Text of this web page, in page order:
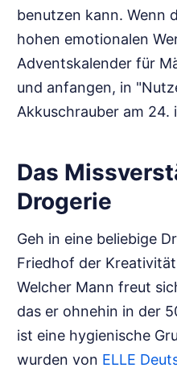
benutzen kann. Wenn
hohen emotionalen
Adventskalender für
und anfangen, in
Akkuschrauber am
Das
Drogerie
Geh in eine beliebige
Friedhof der
Welcher Mann freut
das er ohnehin in der
ist eine hygienische
wurden von ELLE